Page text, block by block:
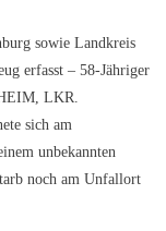
sowie Landkreis
erfasst – 58-Jähriger
LKR.
sich am
unbekannten
noch am Unfallort